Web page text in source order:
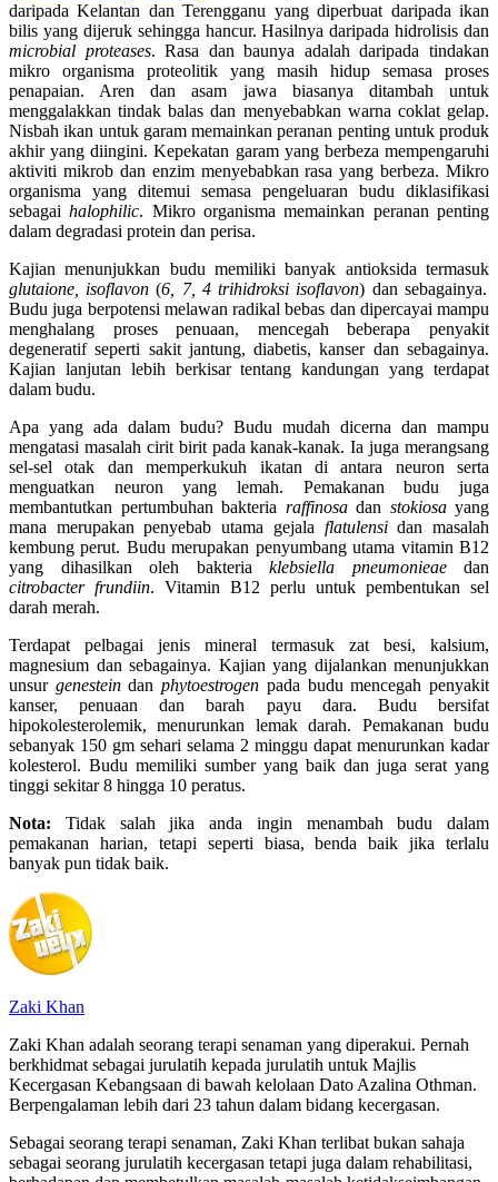
daripada Kelantan dan Terengganu yang diperbuat daripada ikan
bilis yang dijeruk sehingga hancur. Hasilnya daripada hidrolisis dan
microbial proteases. Rasa dan baunya adalah daripada tindakan
mikro organisma proteolitik yang masih hidup semasa proses
penapaian. Aren dan asam jawa biasanya ditambah untuk
menggalakkan tindak balas dan menyebabkan warna coklat gelap.
Nisbah ikan untuk garam memainkan peranan penting untuk produk
akhir yang diingini. Kepekatan garam yang berbeza mempengaruhi
aktiviti mikrob dan enzim menyebabkan rasa yang berbeza. Mikro
organisma yang ditemui semasa pengeluaran budu diklasifikasi
sebagaihalophilic. Mikro organisma memainkan peranan penting
dalam degradasi protein dan perisa.
Kajian menunjukkan budu memiliki banyak antioksida termasuk
glutaione, isoflavon (6, 7, 4 trihidroksi isoflavon) dan sebagainya.
Budu juga berpotensi melawan radikal bebas dan dipercayai mampu
menghalang proses penuaan, mencegah beberapa penyakit
degeneratif seperti sakit jantung, diabetis, kanser dan sebagainya.
Kajian lanjutan lebih berkisar tentang kandungan yang terdapat
dalam budu.
Apa yang ada dalam budu? Budu mudah dicerna dan mampu
mengatasi masalah cirit birit pada kanak-kanak. Ia juga merangsang
sel-sel otak dan memperkukuh ikatan di antara neuron serta
menguatkan neuron yang lemah. Pemakanan budu juga
membantutkan pertumbuhan bakteria raffinosadan stokiosayang
mana merupakan penyebab utama gejala flatulensidan masalah
kembung perut. Budu merupakan penyumbang utama vitamin B12
yang dihasilkan oleh bakteria klebsiella pneumonieaedan
citrobacter frundiin. Vitamin B12 perlu untuk pembentukan sel
darah merah.
Terdapat pelbagai jenis mineral termasuk zat besi, kalsium,
magnesium dan sebagainya. Kajian yang dijalankan menunjukkan
unsur genesteindanphytoestrogen pada budu mencegah penyakit
kanser, penuaan dan barah payu dara. Budu bersifat
hipokolesterolemik, menurunkan lemak darah. Pemakanan budu
sebanyak 150 gm sehari selama 2 minggu dapat menurunkan kadar
kolesterol. Budu memiliki sumber yang baik dan juga serat yang
tinggi sekitar 8 hingga 10 peratus.
Nota: Tidak salah jika anda ingin menambah budu dalam
pemakanan harian, tetapi seperti biasa, benda baik jika terlalu
banyak pun tidak baik.
Zaki Khan
Zaki Khan adalah seorang terapi senaman yang diperakui. Pernah
berkhidmat sebagai jurulatih kepada jurulatih untuk Majlis
Kecergasan Kebangsaan di bawah kelolaan Dato Azalina Othman.
Berpengalaman lebih dari 23 tahun dalam bidang kecergasan.
Sebagai seorang terapi senaman, Zaki Khan terlibat bukan sahaja
sebagai seorang jurulatih kecergasan tetapi juga dalam rehabilitasi,